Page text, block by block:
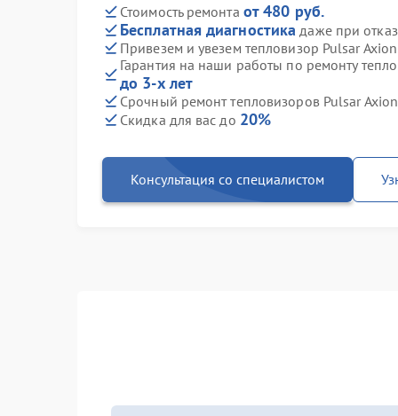
Стоимость ремонта от 480 руб.
Бесплатная диагностика даже при
Привезем и увезем тепловизор Pulsar
Гарантия на наши работы по ремонту
до 3-х лет
Срочный ремонт тепловизоров Pulsar
Скидка для вас до 20%
Консультация со специалистом